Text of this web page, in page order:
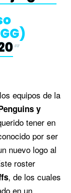
equipos de la
y
tener en
por ser
nuevo logo al
roster
, de los cuales
en un